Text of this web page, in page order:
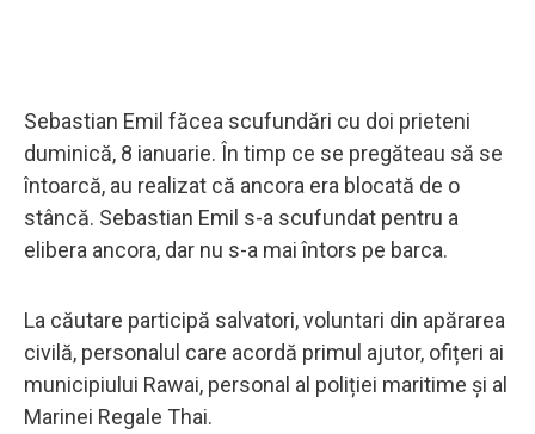
Sebastian Emil făcea scufundări cu doi prieteni
duminică, 8 ianuarie. În timp ce se pregăteau să se
întoarcă, au realizat că ancora era blocată de o
stâncă. Sebastian Emil s-a scufundat pentru a
elibera ancora, dar nu s-a mai întors pe barca.
La căutare participă salvatori, voluntari din apărarea
civilă, personalul care acordă primul ajutor, ofițeri ai
municipiului Rawai, personal al poliției maritime și al
Marinei Regale Thai.